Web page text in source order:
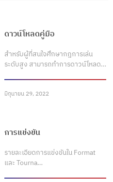
ดาวน์โหลดคู่มือ
สำหรับผู้ที่สนใจศึกษากฎการเล่น
ระดับสูง สามารถทำการดาวน์โหลด…
มิถุนายน 29, 2022
การแข่งขัน
รายละเอียดการแข่งขันใน Format
และ Tourna…